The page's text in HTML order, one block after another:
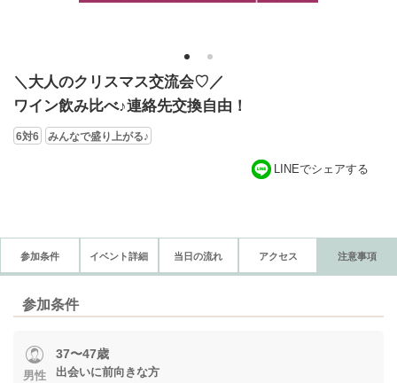
1 2
＼大人のクリスマス交流会♡／
ワイン飲み比べ♪連絡先交換自由！
6対6 みんなで盛り上がる♪
LINEでシェアする
参加条件 イベント詳細 当日の流れ アクセス 注意事項
参加条件
男性
37〜47歳
出会いに前向きな方